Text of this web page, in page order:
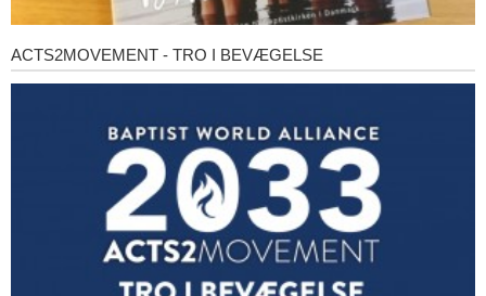
Acts2Movement
ACTS2MOVEMENT - TRO I BEVÆGELSE